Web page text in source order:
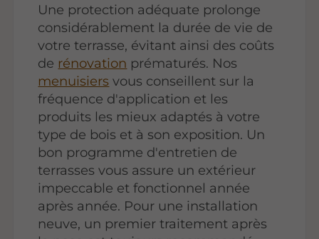
Une protection adéquate prolonge
considérablement la durée de vie de
votre terrasse, évitant ainsi des coûts
de rénovation prématurés. Nos
menuisiers vous conseillent sur la
fréquence d'application et les
produits les mieux adaptés à votre
type de bois et à son exposition. Un
bon programme d'entretien de
terrasses vous assure un extérieur
impeccable et fonctionnel année
après année. Pour une installation
neuve, un premier traitement après